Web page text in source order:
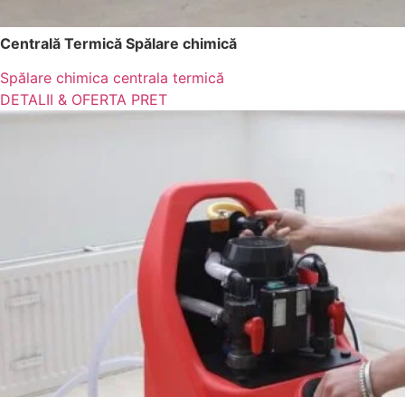
Centrală Termică Spălare chimică
Spălare chimica centrala termică
DETALII & OFERTA PRET